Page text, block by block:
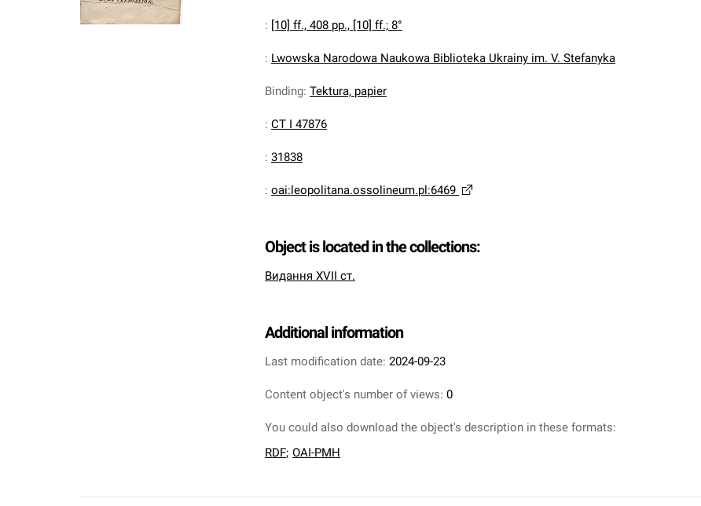
: [10] ff., 408 pp., [10] ff.; 8°
: Lwowska Narodowa Naukowa Biblioteka Ukrainy im. V. Stefanyka
Binding: Tektura, papier
: CT I 47876
: 31838
: oai:leopolitana.ossolineum.pl:6469
Object is located in the collections:
Видання XVII ст.
Additional information
Last modification date: 2024-09-23
Content object's number of views: 0
You could also download the object's description in these formats:
RDF; OAI-PMH